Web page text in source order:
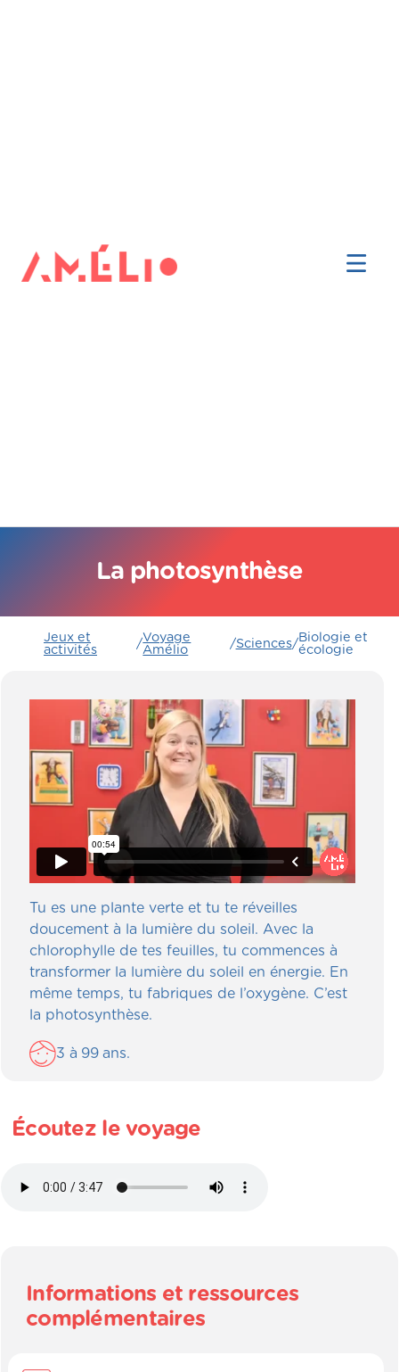
La photosynthèse
Jeux et
activités
/Voyage
Amélio
/Sciences/Biologie et
écologie
Tu es une plante verte et tu te réveilles
doucement à la lumière du soleil. Avec la
chlorophylle de tes feuilles, tu commences à
transformer la lumière du soleil en énergie. En
même temps, tu fabriques de l’oxygène. C’est
la photosynthèse.
3 à 99 ans.
Écoutez le voyage
Informations et ressources
complémentaires